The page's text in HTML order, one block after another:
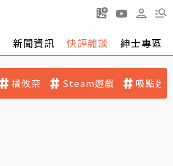
新聞資訊 快評雜談 紳士專區
橘攸奈 Steam遊戲 吸點迷